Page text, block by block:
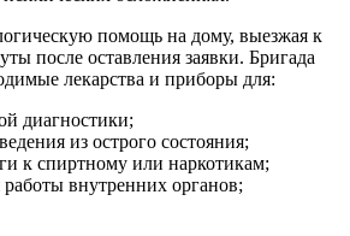
помощь на дому, выезжая к
после оставления заявки. Бригада
лекарства и приборы для:
диагностики;
из острого состояния;
к спиртному или наркотикам;
работы внутренних органов;